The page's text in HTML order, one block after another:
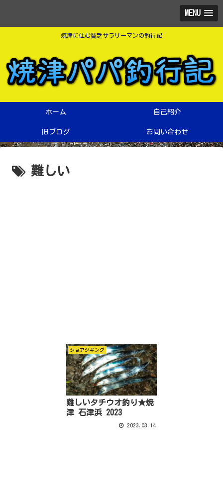
MENU
焼津に住む貧乏サラリーマンの釣行記
ホーム 自己紹介
旧ブログ お問い合わせ
難しい
ショアジギング
難しいタチウオ釣り★焼
津 石津浜 2023
2023.03.14